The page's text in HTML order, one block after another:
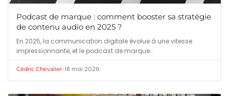
Podcast de marque : comment booster sa stratégie
de contenu audio en 2025 ?
En 2025, la communication digitale évolue à une vitesse
impressionnante, et le podcast de marque…
Cédric Chevalier•18 mai 2026